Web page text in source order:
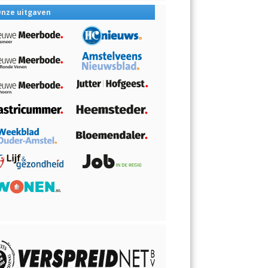
uitgaven